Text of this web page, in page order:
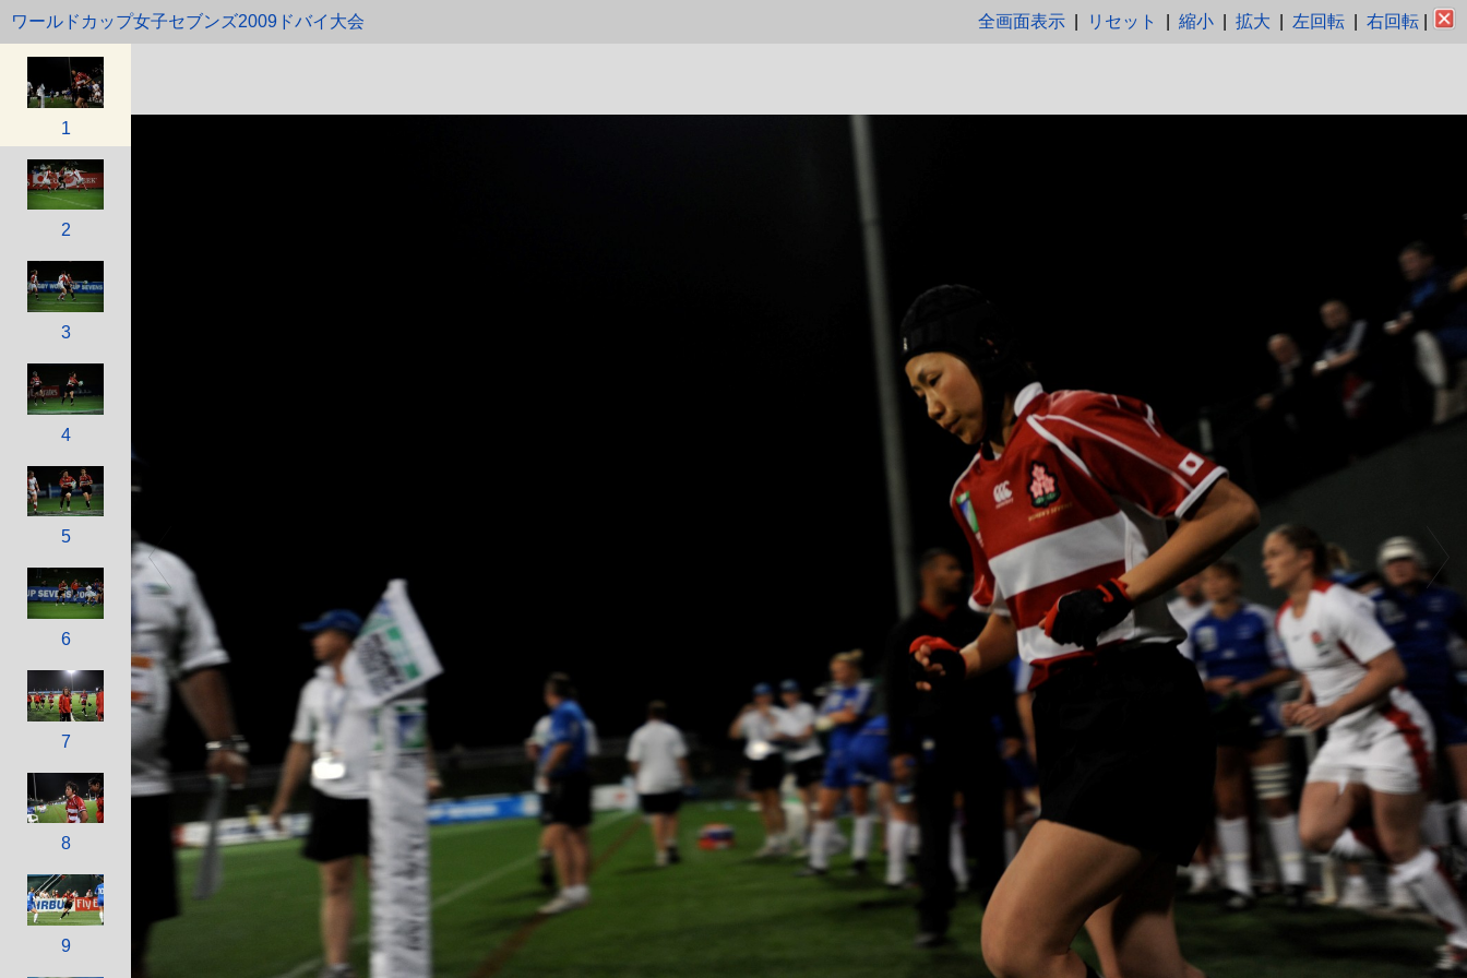
ワールドカップ女子セブンズ2009ドバイ大会 全画面表示 リセット 縮小 拡大 左回転 右回転
1
2
3
4
5
6
7
8
9